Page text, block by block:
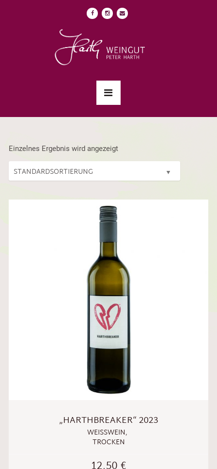
Einzelnes Ergebnis wird angezeigt
„HARTHBREAKER“ 2023
WEISSWEIN ,
TROCKEN